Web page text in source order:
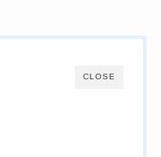
CLOSE